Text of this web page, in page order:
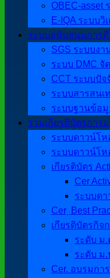
OBEC-asset
E-IQA ระบบวิ
ระบบสนับสนุนการ
SGS ระบบงา
ระบบ DMC จั
CCT ระบบปั
ระบบสารสน
ระบบฐานข้อ
รวมเกียรติบัตรการ
ระบบดาวน์โ
ระบบดาวน์โ
เกียรติบัตร
Cer
ระบบดา
Cer ฺ Best
เกียรติบัตรกิจ
ระดับ ม
ระดับ ม.
Cer. อบรมกา